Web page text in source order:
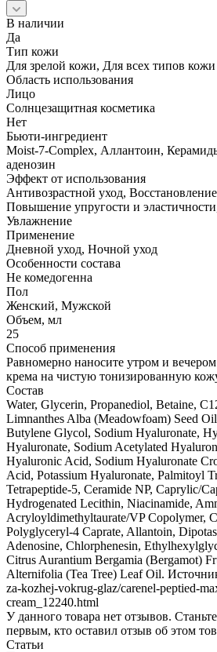
В наличии
Да
Тип кожи
Для зрелой кожи, Для всех типов кожи
Область использования
Лицо
Солнцезащитная косметика
Нет
Бьюти-ингредиент
Moist-7-Complex, Аллантоин,
аденозин
Эффект от использования
Антивозрастной уход,
Повышение упругости и
Увлажнение
Применение
Дневной уход, Ночной уход
Особенности состава
Не комедогенна
Пол
Женский, Мужской
Объем, мл
25
Способ применения
Равномерно наносите утром и
крема на чистую тонизированную
Состав
Water, Glycerin, Propanediol, Betaine,
Limnanthes Alba (Meadowfoam) Seed
Butylene Glycol, Sodium Hyaluronate,
Hyaluronate, Sodium Acetylated
Hyaluronic Acid, Sodium Hyaluronate
Acid, Potassium Hyaluronate, Palmitoyl
Tetrapeptide-5, Ceramide NP, Caprylic/
Hydrogenated Lecithin, Niacinamide,
Acryloyldimethyltaurate/VP Copolymer,
Polyglyceryl-4 Caprate, Allantoin,
Adenosine, Chlorphenesin,
Citrus Aurantium Bergamia (Bergamot)
Alternifolia (Tea Tree) Leaf Oil.
za-kozhej-vokrug-glaz/carenel-peptied-
cream_12240.html
У данного товара нет отзывов. Станьте
первым, кто оставил отзыв об этом
Статьи